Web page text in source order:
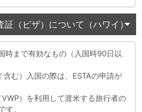
証（ビザ）について（ハワイ）
まで有効なもの（入国時90日以
む）入国の際は、ESTAの申請が
）を利用して渡米する旅行者の
す。